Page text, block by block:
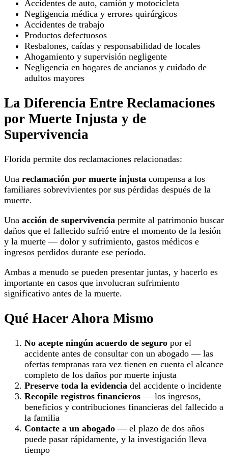
Accidentes de auto, camión y motocicleta
Negligencia médica y errores quirúrgicos
Accidentes de trabajo
Productos defectuosos
Resbalones, caídas y responsabilidad de locales
Ahogamiento y supervisión negligente
Negligencia en hogares de ancianos y cuidado de
adultos mayores
La Diferencia Entre Reclamaciones
por Muerte Injusta y de
Supervivencia
Florida permite dos reclamaciones relacionadas:
Una reclamación por muerte injusta compensa a los
familiares sobrevivientes por sus pérdidas después de la
muerte.
Una acción de supervivencia permite al patrimonio buscar
daños que el fallecido sufrió entre el momento de la lesión
y la muerte — dolor y sufrimiento, gastos médicos e
ingresos perdidos durante ese período.
Ambas a menudo se pueden presentar juntas, y hacerlo es
importante en casos que involucran sufrimiento
significativo antes de la muerte.
Qué Hacer Ahora Mismo
No acepte ningún acuerdo de seguro por el
accidente antes de consultar con un abogado — las
ofertas tempranas rara vez tienen en cuenta el alcance
completo de los daños por muerte injusta
Preserve toda la evidencia del accidente o incidente
Recopile registros financieros — los ingresos,
beneficios y contribuciones financieras del fallecido a
la familia
Contacte a un abogado — el plazo de dos años
puede pasar rápidamente, y la investigación lleva
tiempo